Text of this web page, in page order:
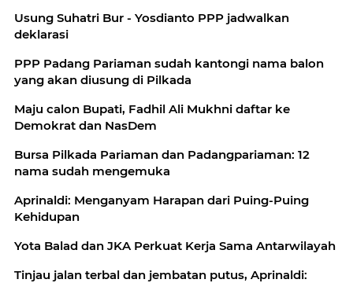
Usung Suhatri Bur - Yosdianto PPP jadwalkan
deklarasi
PPP Padang Pariaman sudah kantongi nama balon
yang akan diusung di Pilkada
Maju calon Bupati, Fadhil Ali Mukhni daftar ke
Demokrat dan NasDem
Bursa Pilkada Pariaman dan Padangpariaman: 12
nama sudah mengemuka
Aprinaldi: Menganyam Harapan dari Puing-Puing
Kehidupan
Yota Balad dan JKA Perkuat Kerja Sama Antarwilayah
Tinjau jalan terbal dan jembatan putus, Aprinaldi: